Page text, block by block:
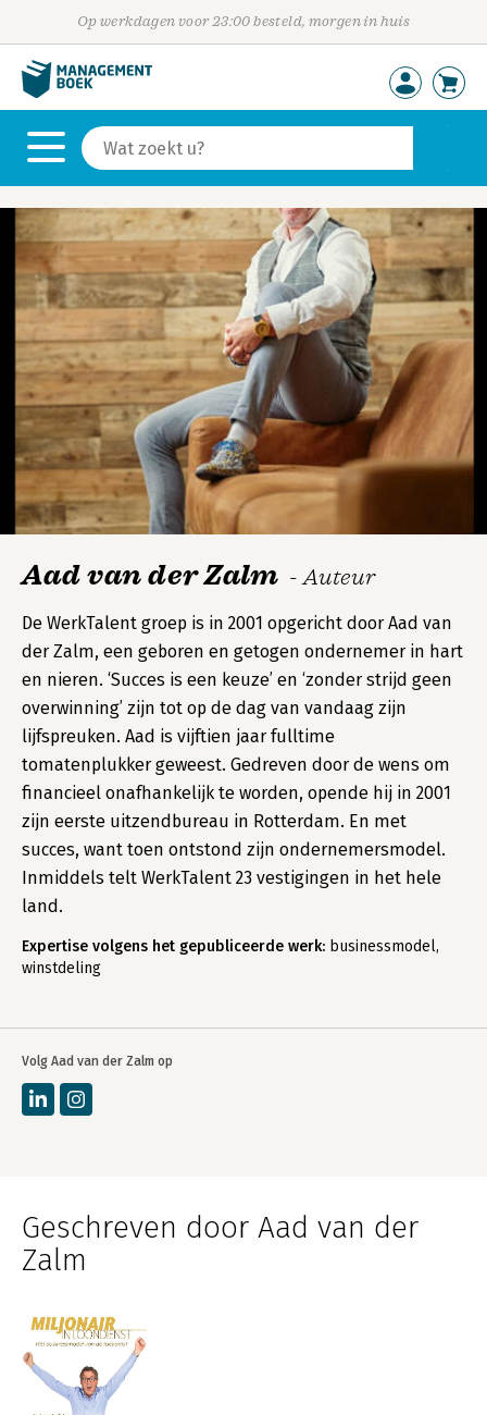
Op werkdagen voor 23:00 besteld, morgen in huis
Volg Aad van der Zalm op
Aad van der Zalm - Auteur
De WerkTalent groep is in 2001 opgericht door Aad van
der Zalm, een geboren en getogen ondernemer in hart
en nieren. ‘Succes is een keuze’ en ‘zonder strijd geen
overwinning’ zijn tot op de dag van vandaag zijn
lijfspreuken. Aad is vijftien jaar fulltime
tomatenplukker geweest. Gedreven door de wens om
financieel onafhankelijk te worden, opende hij in 2001
zijn eerste uitzendbureau in Rotterdam. En met
succes, want toen ontstond zijn ondernemersmodel.
Inmiddels telt WerkTalent 23 vestigingen in het hele
land.
Expertise volgens het gepubliceerde werk: businessmodel,
winstdeling
Geschreven door Aad van der
Zalm